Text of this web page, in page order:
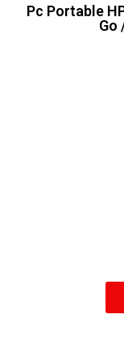
Pc Portable
Go